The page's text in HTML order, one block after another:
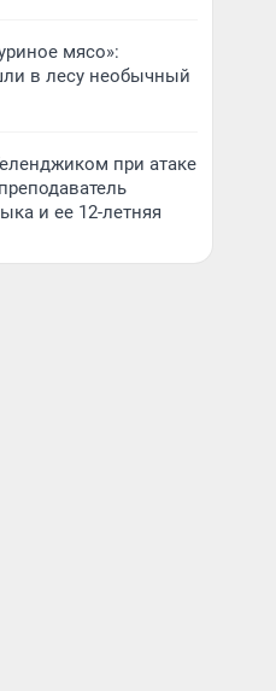
мясо»:
в лесу необычный
при атаке
и ее 12-летняя